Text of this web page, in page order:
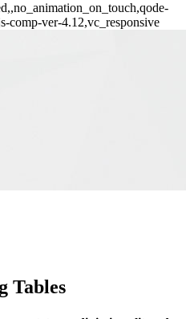
comp-ver-4.12,vc_responsive
Tables